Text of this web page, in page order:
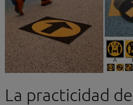
La practicidad